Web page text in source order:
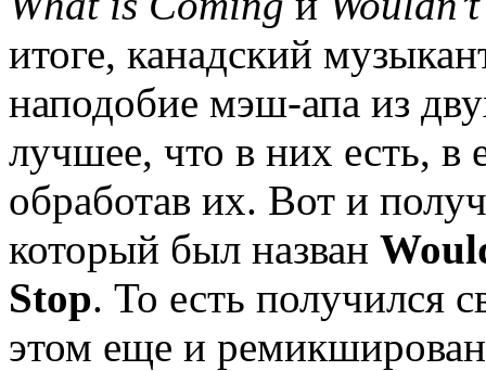
итоге, канадский
наподобие мэш-апа из
лучшее, что в них есть, в
обработав их. Вот и
который был назван
Stop. То есть получился
этом еще и